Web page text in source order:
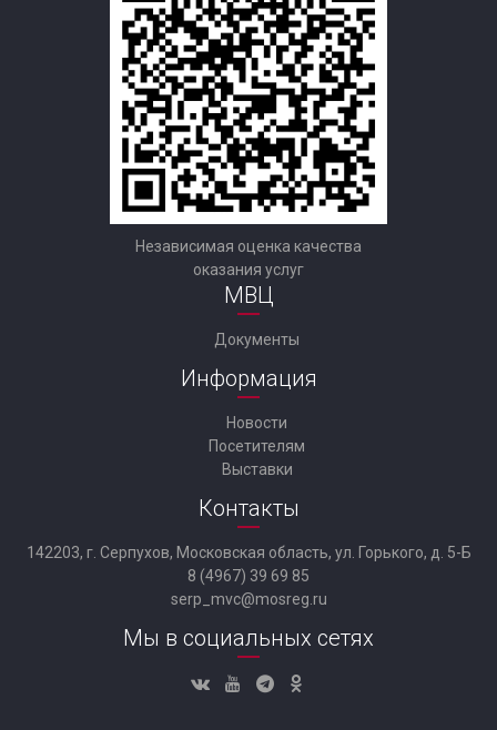
Независимая оценка качества
оказания услуг
МВЦ
Документы
Информация
Новости
Посетителям
Выставки
Контакты
142203, г. Серпухов, Московская область, ул. Горького, д. 5-Б
8 (4967) 39 69 85
serp_mvc@mosreg.ru
Мы в социальных сетях